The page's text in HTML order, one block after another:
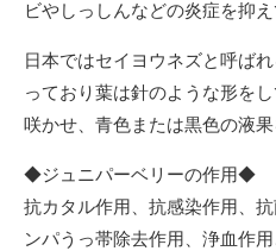
ビやしっしんなどの炎症を抑
日本ではセイヨウネズと呼ば
っており葉は針のような形を
咲かせ、青色または黒色の液果
◆ジュニパーベリーの作用◆
抗カタル作用、抗感染作用、
ンパうっ帯除去作用、浄血作